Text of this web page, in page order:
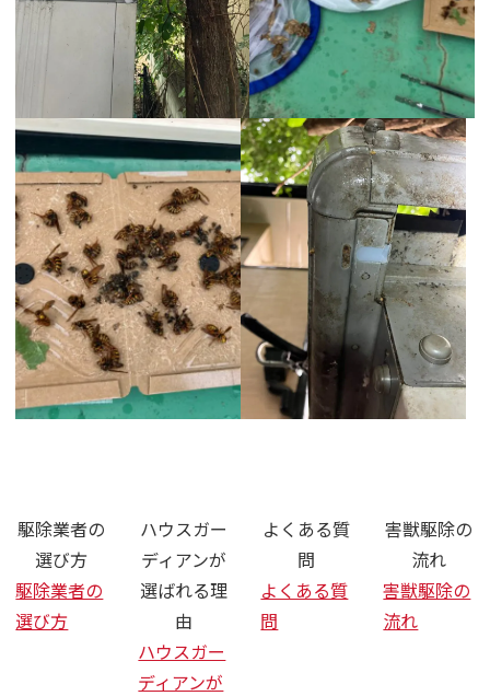
駆除業者の
選び方
駆除業者の
選び方
ハウスガー
ディアンが
選ばれる理
由
ハウスガー
ディアンが
よくある質
問
よくある質
問
害獣駆除の
流れ
害獣駆除の
流れ